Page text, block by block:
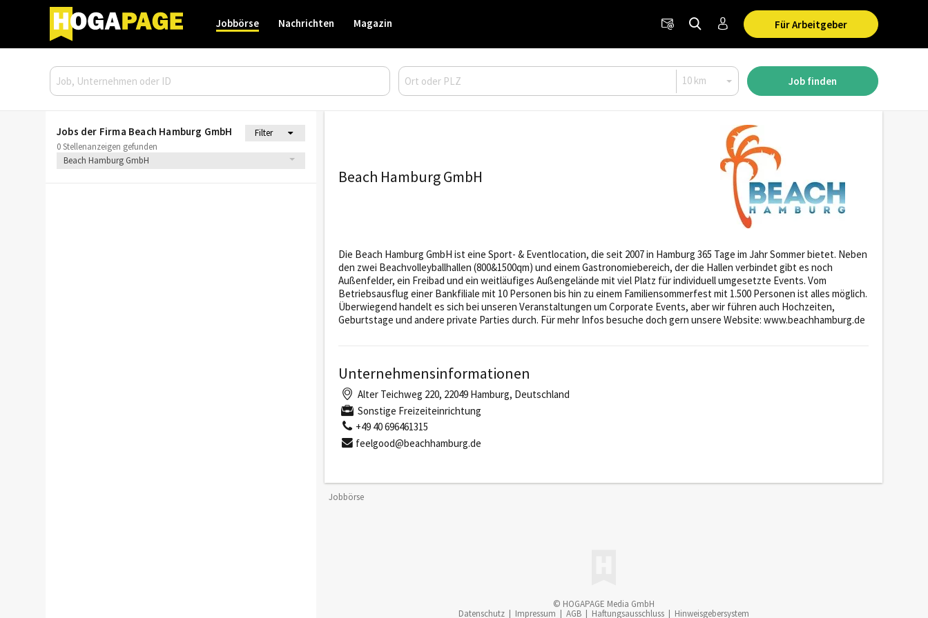
Für Arbeitgeber
Jobbörse Nachrichten Magazin
Job finden
Jobs der Firma Beach Hamburg GmbH
Filter
0 Stellenanzeigen gefunden
Beach Hamburg GmbH
Beach Hamburg GmbH
Die Beach Hamburg GmbH ist eine Sport- & Eventlocation, die seit 2007 in Hamburg 365 Tage im Jahr Sommer bietet. Neben
den zwei Beachvolleyballhallen (800&1500qm) und einem Gastronomiebereich, der die Hallen verbindet gibt es noch
Außenfelder, ein Freibad und ein weitläufiges Außengelände mit viel Platz für individuell umgesetzte Events. Vom
Betriebsausflug einer Bankfiliale mit 10 Personen bis hin zu einem Familiensommerfest mit 1.500 Personen ist alles möglich.
Überwiegend handelt es sich bei unseren Veranstaltungen um Corporate Events, aber wir führen auch Hochzeiten,
Geburtstage und andere private Parties durch. Für mehr Infos besuche doch gern unsere Website: www.beachhamburg.de
Unternehmensinformationen
Alter Teichweg 220, 22049 Hamburg, Deutschland
Sonstige Freizeiteinrichtung
+49 40 696461315
feelgood@beachhamburg.de
Jobbörse
© HOGAPAGE Media GmbH
Datenschutz
Impressum AGB Haftungsausschluss Hinweisgebersystem